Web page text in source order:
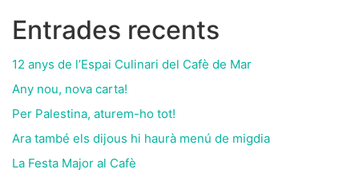
Entrades recents
12 anys de l’Espai Culinari del Cafè de Mar
Any nou, nova carta!
Per Palestina, aturem-ho tot!
Ara també els dijous hi haurà menú de migdia
La Festa Major al Cafè